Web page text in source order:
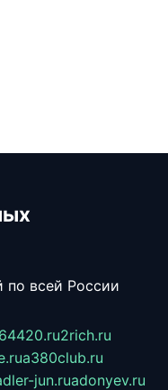
по всей России
2rich.ru
a380club.ru
jun.ruadonyev.ru